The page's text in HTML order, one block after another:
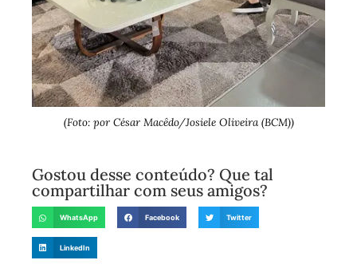
(Foto: por César Macêdo/Josiele Oliveira (BCM))
Gostou desse conteúdo? Que tal
compartilhar com seus amigos?
WhatsApp Facebook Twitter
LinkedIn